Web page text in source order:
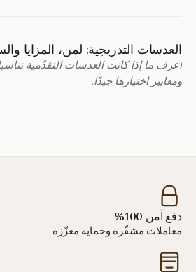
العدسات التدريجية: لمن، المزايا
اعرف ما إذا كانت العدسات التقدّمية
ومعايير اختيارها جيدًا.
دفع آمن 100%
معاملات مشفّرة وحماية معزّزة.